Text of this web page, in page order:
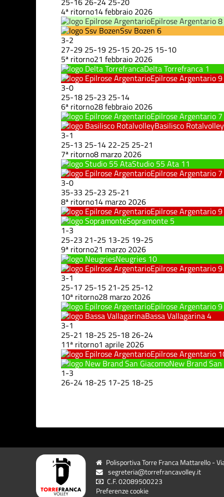
4ª ritorno14 febbraio 2026
Epilrose Argentario8
Ssv Bozen 6
3-2
27-29 25-19 25-15 20-25 15-10
5ª ritorno21 febbraio 2026
Delta Torrefranca 1
Epilrose Argentario9
3-0
25-18 25-23 25-14
6ª ritorno28 febbraio 2026
Epilrose Argentario 7
Basilisco Rotalvolley
3-1
25-13 25-14 22-25 25-21
7ª ritorno8 marzo 2026
Studio 55 Ata 11
Epilrose Argentario 7
3-0
35-33 25-23 25-21
8ª ritorno14 marzo 2026
Epilrose Argentario9
Sopramonte 5
1-3
25-23 21-25 13-25 19-25
9ª ritorno21 marzo 2026
Neugries 10
Epilrose Argentario9
3-1
25-17 25-15 21-25 25-12
10ª ritorno28 marzo 2026
Epilrose Argentario9
Bassa Vallagarina4
3-1
25-21 18-25 25-18 26-24
11ª ritorno1 aprile 2026
Epilrose Argentario
New Brand
1-3
26-24 18-25 17-25 18-25
Polisportiva Torre Franca Mattarello -
segreteria@torrefrancavolley.it
C.F. 02089500223
Preferenze cookie